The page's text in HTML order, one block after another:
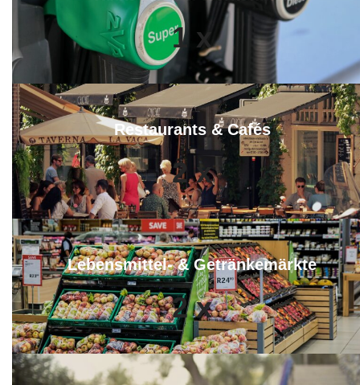
1 x
Restaurants & Cafés
2 x
Lebensmittel- & Getränkemärkte
2 x